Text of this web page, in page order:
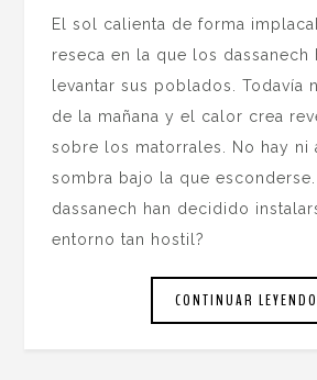
El sol calienta de forma
reseca en la que los dassanech
levantar sus poblados. Todavía
de la mañana y el calor crea
sobre los matorrales. No hay ni
sombra bajo la que
dassanech han decidido
entorno tan hostil?
CONTINUAR LEYENDO